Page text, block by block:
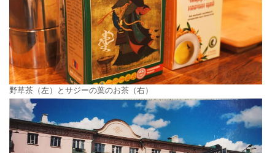
野草茶（左）とサジーの葉のお茶（右）